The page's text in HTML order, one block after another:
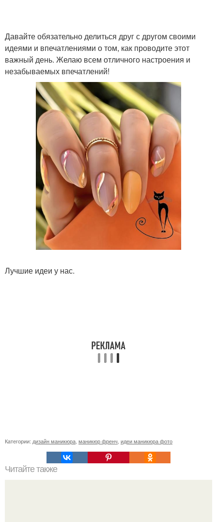
Давайте обязательно делиться друг с другом своими
идеями и впечатлениями о том, как проводите этот
важный день. Желаю всем отличного настроения и
незабываемых впечатлений!
Лучшие идеи у нас.
Категории: дизайн маникюра маникюр френч идеи маникюра фото
Читайте также